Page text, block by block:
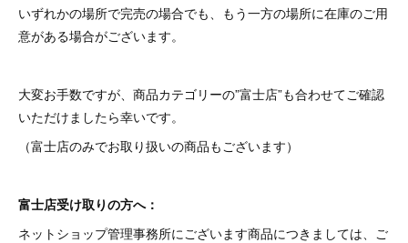
いずれかの場所で完売の場合でも、もう一方の場所に在庫のご用
意がある場合がございます。
大変お手数ですが、商品カテゴリーの”富士店”も合わせてご確認
いただけましたら幸いです。
（富士店のみでお取り扱いの商品もございます）
富士店受け取りの方へ：
ネットショップ管理事務所にございます商品につきましては、ご